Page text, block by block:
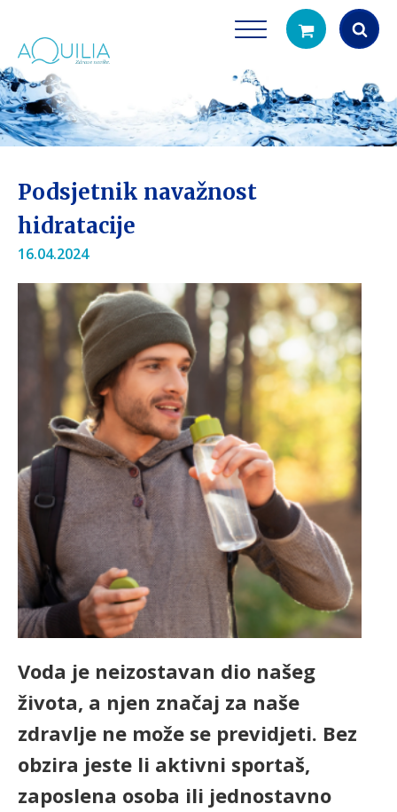
search
Podsjetnik navažnost
hidratacije
16.04.2024
Voda je neizostavan dio našeg
života, a njen značaj za naše
zdravlje ne može se previdjeti. Bez
obzira jeste li aktivni sportaš,
zaposlena osoba ili jednostavno
Tuš glave
filtriranje vode za tuširanje
Vrčevi za
Potpuno prijenosno
čistu vodu za